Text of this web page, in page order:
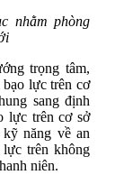
nhằm phòng
trọng tâm,
lực trên cơ
sang định
lực trên cơ sở
năng về an
trên không
niên.